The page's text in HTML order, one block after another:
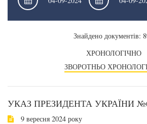
Знайдено документів:
ХРОНОЛОГІЧНО
ЗВОРОТНЬО
УКАЗ ПРЕЗИДЕНТА УКРАЇНИ
9 вересня 2024 року